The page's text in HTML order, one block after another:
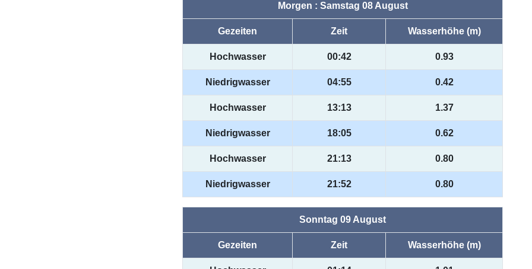
Morgen : Samstag 08 August
Gezeiten Zeit Wasserhöhe (m)
Hochwasser 00:42 0.93
Niedrigwasser 04:55 0.42
Hochwasser 13:13 1.37
Niedrigwasser 18:05 0.62
Hochwasser 21:13 0.80
Niedrigwasser 21:52 0.80
Sonntag 09 August
Gezeiten Zeit Wasserhöhe (m)